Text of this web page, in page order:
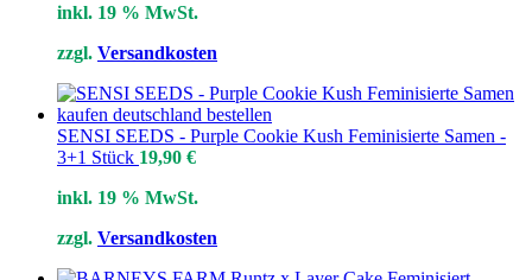
inkl. 19 % MwSt.
zzgl. Versandkosten
SENSI SEEDS - Purple Cookie Kush Feminisierte Samen -
3+1 Stück 19,90 €
inkl. 19 % MwSt.
zzgl. Versandkosten